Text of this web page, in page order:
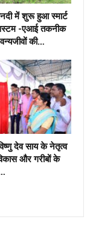
में शुरू हुआ स्मार्ट
-एआई तकनीक
की…
देव साय के नेतृत्व
और गरीबों के